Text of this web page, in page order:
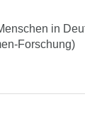
in
Forschung)